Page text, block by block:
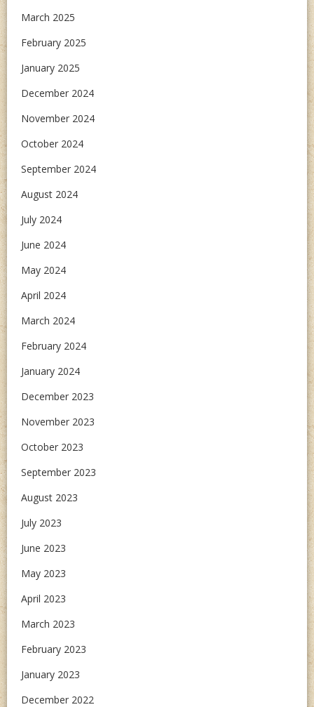
March 2025
February 2025
January 2025
December 2024
November 2024
October 2024
September 2024
August 2024
July 2024
June 2024
May 2024
April 2024
March 2024
February 2024
January 2024
December 2023
November 2023
October 2023
September 2023
August 2023
July 2023
June 2023
May 2023
April 2023
March 2023
February 2023
January 2023
December 2022